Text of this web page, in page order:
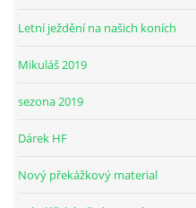
PODZIMNÍ BRIGÁDA 4.10.2025
Letní ježdění na našich koních
Mikuláš 2019
sezona 2019
Dárek HF
Nový překážkový material